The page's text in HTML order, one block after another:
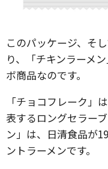
このパッケージ、そ
り、「チキンラーメ
ボ商品なのです。
「チョコフレーク」
表するロングセラー
ン」は、日清食品が
ントラーメンです。